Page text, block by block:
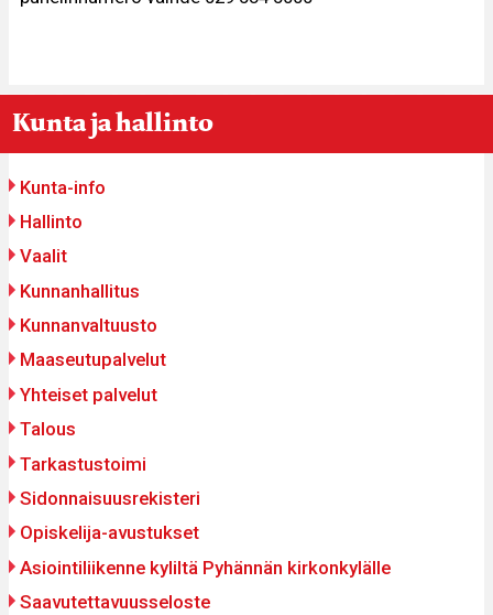
Breadcrumbs
Kunta ja hallinto
Päävalikko
Kunta-info
Hallinto
Vaalit
Kunnanhallitus
Kunnanvaltuusto
Maaseutupalvelut
Yhteiset palvelut
Talous
Tarkastustoimi
Sidonnaisuusrekisteri
Opiskelija-avustukset
Asiointiliikenne kyliltä Pyhännän kirkonkylälle
Saavutettavuusseloste